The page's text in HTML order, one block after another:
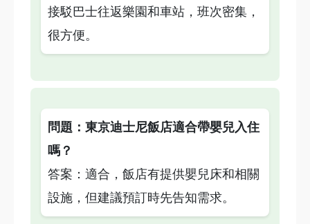
接駁巴士往返樂園和車站，班次密集，
很方便。
問題：東京迪士尼飯店適合帶嬰兒入住
嗎？
答案：適合，飯店有提供嬰兒床和相關
設施，但建議預訂時先告知需求。